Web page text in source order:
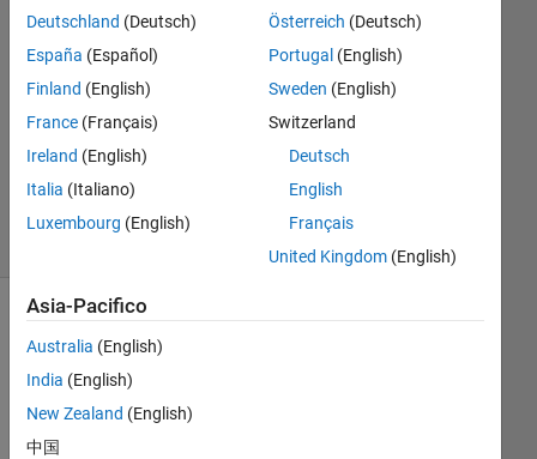
1
Risposta
Aggiornato
2021
6
Visualizzazioni
Deutschland (Deutsch)
España (Español)
Finland (English)
France (Français)
Ireland (English)
Italia (Italiano)
Luxembourg (English)
Österreich (Deutsch)
Portugal (English)
Sweden (English)
Switzerland
Deutsch
English
Français
United Kingdom(English)
Asia-Pacifico
Australia (English)
India (English)
New Zealand (English)
中国